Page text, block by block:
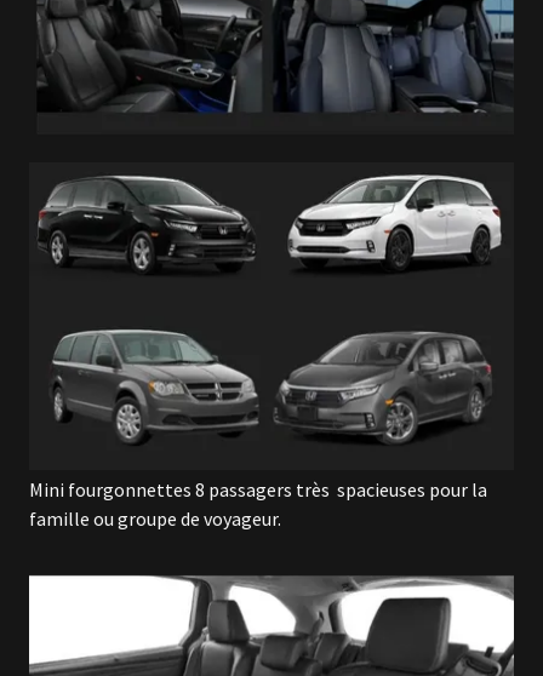
Mini fourgonnettes 8 passagers très spacieuses pour la
famille ou groupe de voyageur.